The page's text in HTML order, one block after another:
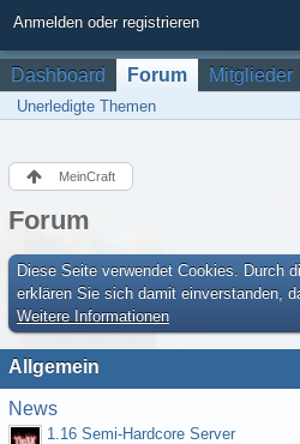
Anmelden oder registrieren
Dashboard Forum Mitglieder
Unerledigte Themen
MeinCraft
Forum
Diese Seite verwendet Cookies. Durch
erklären Sie sich damit einverstanden,
Weitere Informationen
Allgemein
News
1.16 Semi-Hardcore Server